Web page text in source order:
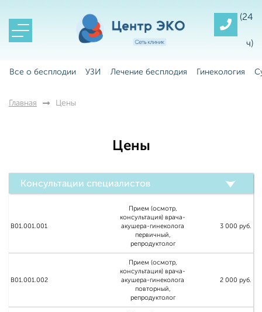
(24
ч)
Все о бесплодии УЗИ Лечение бесплодия Гинекология
Главная Цены
Цены
Консультации специалистов
B01.001.001
Прием (осмотр,
консультация) врача-
акушера-гинеколога
первичный,
репродуктолог
3 000 руб.
B01.001.002
Прием (осмотр,
консультация) врача-
акушера-гинеколога
повторный,
репродуктолог
2 000 руб.